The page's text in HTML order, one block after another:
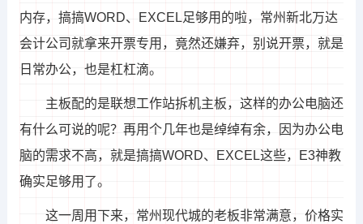
内存，搞搞WORD、EXCEL足够用的啦，常州新北万达
会计公司就拿来开票专用，竟然还嫌弃，别说开票，就是
日常办公，也是杠杠滴。
主板配的是联想工作站拆机主板，这样的办公电脑还
有什么可说的呢？再用个几年也是绰绰有余，因为办公电
脑的需求不高，就是搞搞WORD、EXCEL这些，E3神教
确实足够用了。
这一周用下来，常州现代城的老板非常满意，价格实